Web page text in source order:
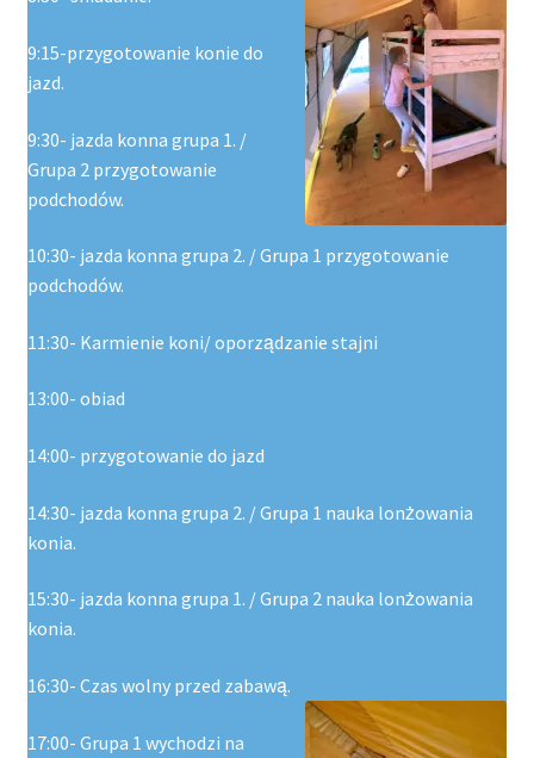
9:15-przygotowanie konie do
jazd.
9:30- jazda konna grupa 1. /
Grupa 2 przygotowanie
podchodów.
10:30- jazda konna grupa 2. / Grupa 1 przygotowanie
podchodów.
11:30- Karmienie koni/ oporządzanie stajni
13:00- obiad
14:00- przygotowanie do jazd
14:30- jazda konna grupa 2. / Grupa 1 nauka lonżowania
konia.
15:30- jazda konna grupa 1. / Grupa 2 nauka lonżowania
konia.
16:30- Czas wolny przed zabawą.
17:00- Grupa 1 wychodzi na